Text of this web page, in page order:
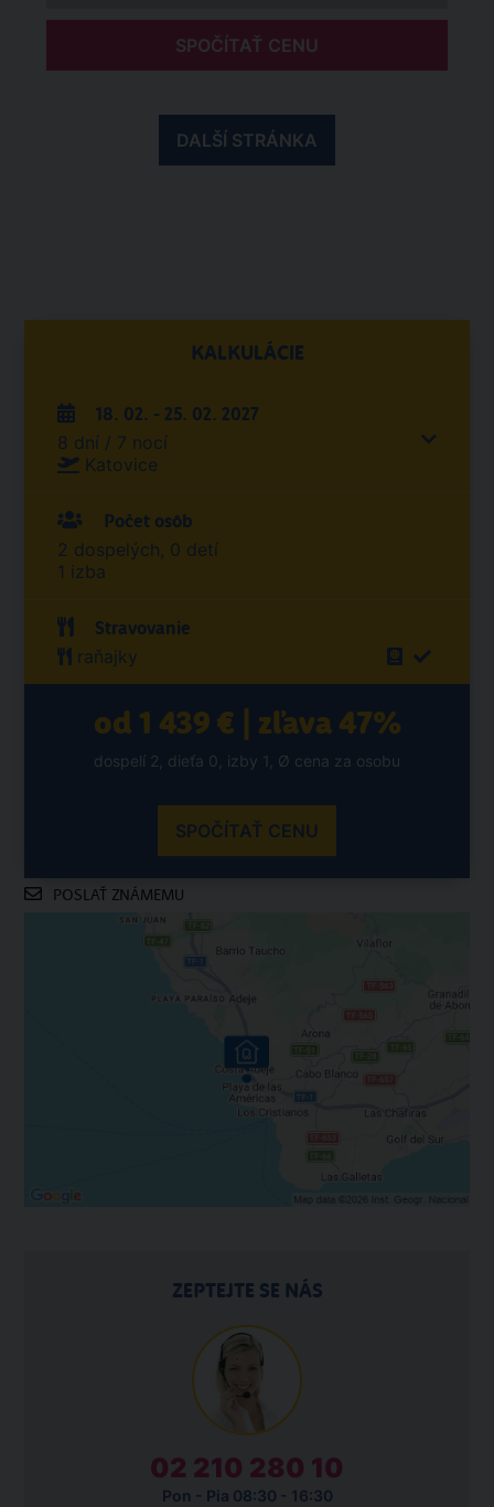
SPOČÍTAŤ CENU
DALŠÍ STRÁNKA
KALKULÁCIE
18. 02. - 25. 02. 2027
8 dní / 7 nocí
Katovice
Počet osôb
2 dospelých, 0 detí
1 izba
Stravovanie
raňajky
od 1 439 € | zľava 47%
dospelí 2, dieťa 0, izby 1, Ø cena za osobu
SPOČÍTAŤ CENU
POSLAŤ ZNÁMEMU
ZEPTEJTE SE NÁS
02 210 280 10
Pon - Pia 08:30 - 16:30